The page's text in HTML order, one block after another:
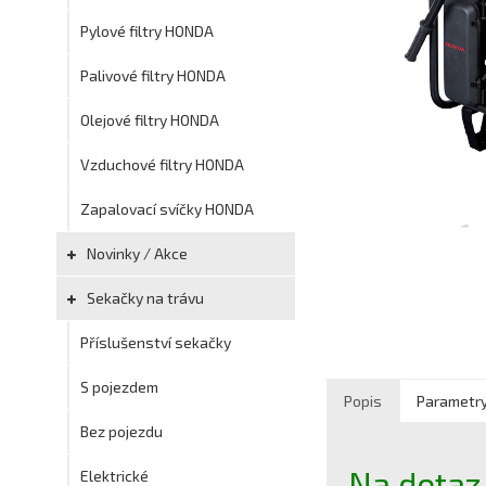
Pylové filtry HONDA
Palivové filtry HONDA
Olejové filtry HONDA
Vzduchové filtry HONDA
Zapalovací svíčky HONDA
Novinky / Akce
Sekačky na trávu
Příslušenství sekačky
S pojezdem
Bez pojezdu
Elektrické
Popis